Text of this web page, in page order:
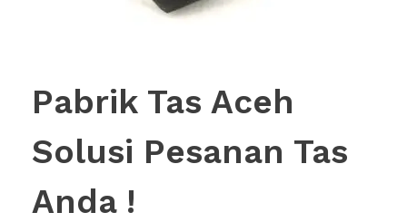
Pabrik Tas Aceh
Solusi Pesanan Tas
Anda !